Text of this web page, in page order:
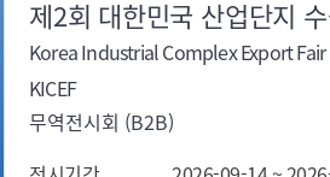
제2회 대한민국 산업단지
Korea Industrial Complex Export Fair
KICEF
무역전시회 (B2B)